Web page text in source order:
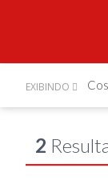
EXIBINDO
2